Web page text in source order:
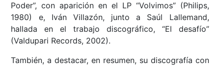
Poder”, con aparición en el LP “Volvimos” (Philips,
1980) e, Iván Villazón, junto a Saúl Lallemand,
hallada en el trabajo discográfico, “El desafío”
(Valdupari Records, 2002).
También, a destacar, en resumen, su discografía con